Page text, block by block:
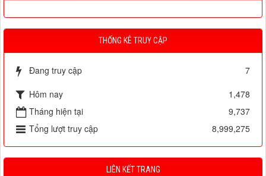
THỐNG KÊ TRUY CẬP
Đang truy cập
7
Hôm nay
1,478
Tháng hiện tại
9,737
Tổng lượt truy cập
8,999,275
LIÊN KẾT TRANG